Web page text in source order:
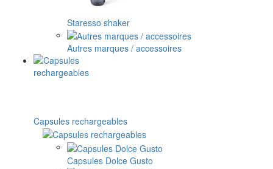
Staresso shaker
Autres marques / accessoires
Capsules rechargeables
Capsules Dolce Gusto